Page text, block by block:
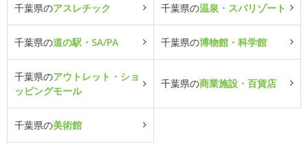
千葉県のアスレチック 千葉県の温泉・スパリゾート
千葉県の道の駅・SA/PA 千葉県の博物館・科学館
千葉県のアウトレット・ショ
ッピングモール
千葉県の商業施設・百貨店
千葉県の美術館